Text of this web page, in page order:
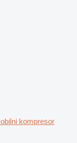
kompresor